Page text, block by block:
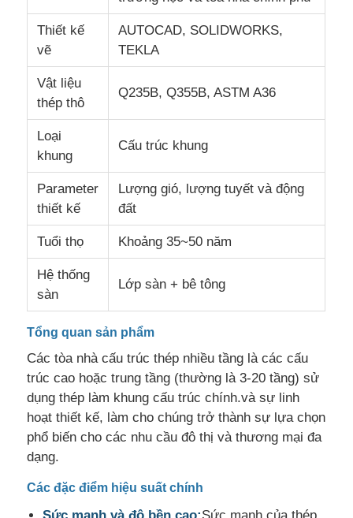
Các sản phẩm
Chương trình VR
Về chúng tôi
Tham quan nhà máy
Kiểm soát chất lượng
Liên hệ
Tin tức
Các vụ án
Blog
Thiết kế
vẽ
AUTOCAD, SOLIDWORKS,
TEKLA
Vật liệu
thép thô
Q235B, Q355B, ASTM A36
Loại
khung
Cấu trúc khung
Parameter
thiết kế
Lượng gió, lượng tuyết và động
đất
Tuổi thọ Khoảng 35~50 năm
Hệ thống
sàn
Lớp sàn + bê tông
Tổng quan sản phẩm
Các tòa nhà cấu trúc thép nhiều tầng là các cấu
trúc cao hoặc trung tầng (thường là 3-20 tầng) sử
dụng thép làm khung cấu trúc chính.và sự linh
hoạt thiết kế, làm cho chúng trở thành sự lựa chọn
phổ biến cho các nhu cầu đô thị và thương mại đa
dạng.
Các đặc điểm hiệu suất chính
Sức mạnh và độ bền cao:Sức mạnh của thép